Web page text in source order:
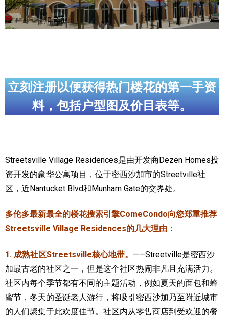
大多伦多交通网络
常用查询工具
为什么移民加拿大
定居安大略省
安大略省免费医疗保险
加拿大的福利制度
吃货眼中的加拿大地图
立刻注册以便获得热门楼花的第一手资
料，包括户型图及价目表等。
Streetsville Village Residences是由开发商Dezen Homes投
资开发的豪华公寓项目，位于密西沙加市的Streetville社
区，近Nantucket Blvd和Munham Gate的交界处。
多伦多最新最全的楼花搜索引擎ComeCondo向您郑重推荐
Streetsville Village Residences的几大理由：
1. 成熟社区Streetsville核心地带。 ——Streetville是密西沙
加最古老的社区之一，但是这个社区热闹非凡且充满活力。
社区内每个季节都有不同的主题活动，例如夏天的面包和蜂
蜜节，冬天的圣诞老人游行，将吸引密西沙加乃至附近城市
的人们聚集于此欢度佳节。社区内从零售商店到受欢迎的餐